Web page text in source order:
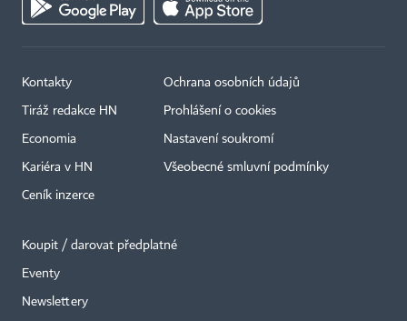
Kontakty
Tiráž redakce HN
Economia
Kariéra v HN
Ceník inzerce
Ochrana osobních údajů
Prohlášení o cookies
Nastavení soukromí
Všeobecné smluvní podmínky
Koupit / darovat předplatné
Eventy
Newslettery